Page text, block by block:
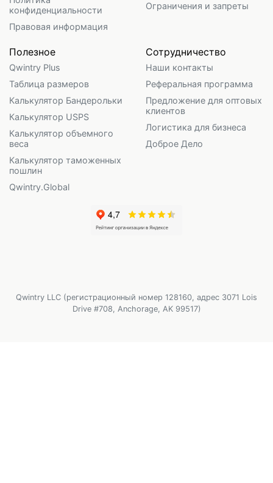
конфиденциальности
Правовая информация
Ограничения и запреты
Полезное
Qwintry Plus
Таблица размеров
Калькулятор Бандерольки
Калькулятор USPS
Калькулятор объемного
веса
Калькулятор таможенных
пошлин
Qwintry.Global
Сотрудничество
Наши контакты
Реферальная программа
Предложение для оптовых
клиентов
Логистика для бизнеса
Доброе Дело
Qwintry LLC (регистрационный номер 128160, адрес 3071 Lois
Drive #708, Anchorage, AK 99517)